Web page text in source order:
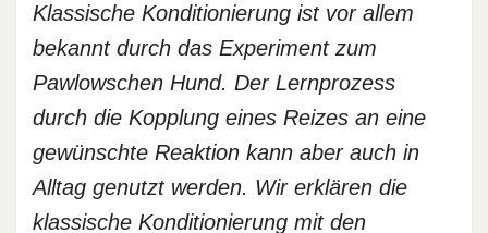
Klassische Konditionierung ist vor allem
bekannt durch das Experiment zum
Pawlowschen Hund. Der Lernprozess
durch die Kopplung eines Reizes an eine
gewünschte Reaktion kann aber auch in
Alltag genutzt werden. Wir erklären die
klassische Konditionierung mit den